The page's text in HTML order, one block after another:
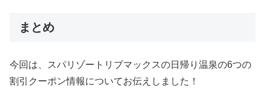
まとめ
今回は、スパリゾートリブマックスの日帰り温泉の6つの
割引クーポン情報についてお伝えしました！